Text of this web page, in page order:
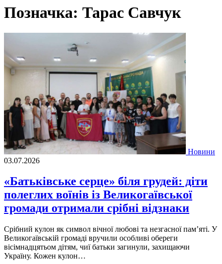
Позначка: Тарас Савчук
Новини
03.07.2026
«Батьківське серце» біля грудей: діти
полеглих воїнів із Великогаївської
громади отримали срібні відзнаки
Срібний кулон як символ вічної любові та незгасної пам’яті. У
Великогаївській громаді вручили особливі обереги
вісімнадцятьом дітям, чиї батьки загинули, захищаючи
Україну. Кожен кулон…